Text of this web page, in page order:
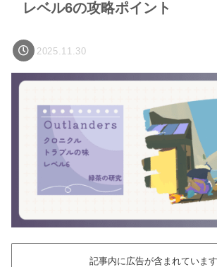
レベル6の攻略ポイント
2025.11.30
記事内に広告が含まれています